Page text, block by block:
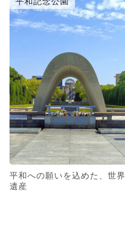
平和への願いを込めた、世界
遺産